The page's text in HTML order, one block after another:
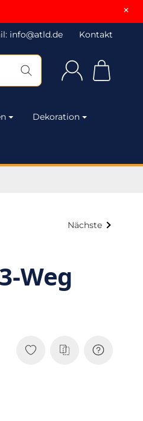
×
info@atld.de Kontakt
Dekoration
Nächste
Weg